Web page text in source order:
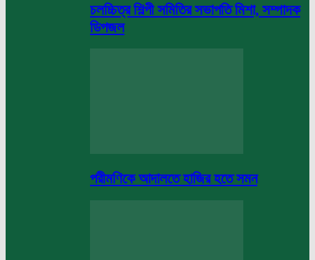
চলচ্চিত্র শিল্পী সমিতির সভাপতি মিশা, সম্পাদক
ডিপজল
পরীমণিকে আদালতে হাজির হতে সমন